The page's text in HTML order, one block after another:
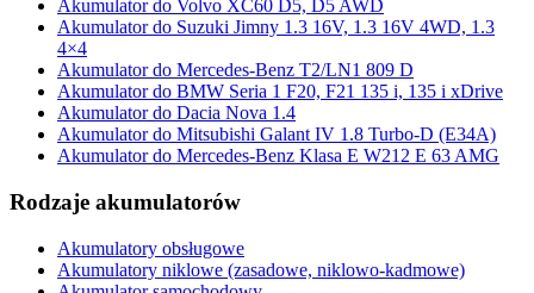
Akumulator do Volvo XC60 D5, D5 AWD
Akumulator do Suzuki Jimny 1.3 16V, 1.3 16V 4WD, 1.3
4×4
Akumulator do Mercedes-Benz T2/LN1 809 D
Akumulator do BMW Seria 1 F20, F21 135 i, 135 i xDrive
Akumulator do Dacia Nova 1.4
Akumulator do Mitsubishi Galant IV 1.8 Turbo-D (E34A)
Akumulator do Mercedes-Benz Klasa E W212 E 63 AMG
Rodzaje akumulatorów
Akumulatory obsługowe
Akumulatory niklowe (zasadowe, niklowo-kadmowe)